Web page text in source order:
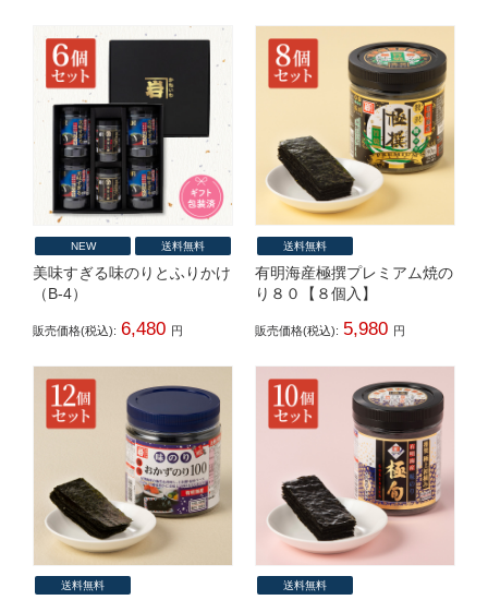
NEW 送料無料
美味すぎる味のりとふりかけ
（B-4）
販売価格(税込): 6,480 円
送料無料
有明海産極撰プレミアム焼の
り８０【８個入】
販売価格(税込): 5,980 円
送料無料 送料無料